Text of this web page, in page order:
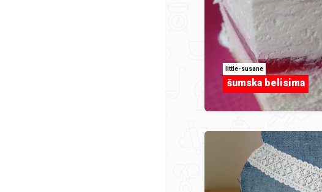
little-susane
šumska belisima